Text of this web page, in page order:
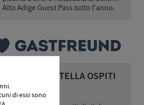
Alto Adige Guest Pass tutto l'anno.
NOSTRA CARTELLA OSPITI
di essi sono